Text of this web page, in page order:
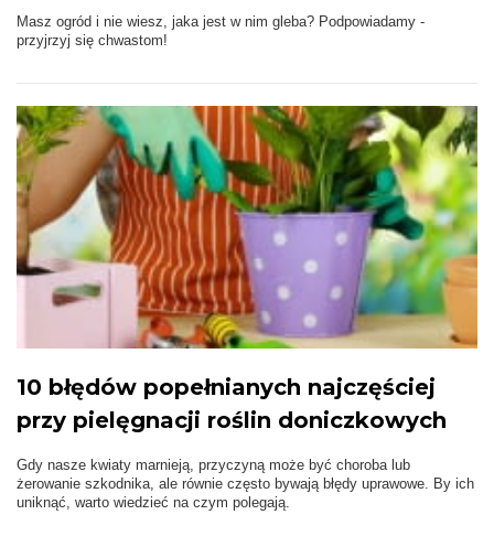
Masz ogród i nie wiesz, jaka jest w nim gleba? Podpowiadamy -
przyjrzyj się chwastom!
10 błędów popełnianych najczęściej
przy pielęgnacji roślin doniczkowych
Gdy nasze kwiaty marnieją, przyczyną może być choroba lub
żerowanie szkodnika, ale równie często bywają błędy uprawowe. By ich
uniknąć, warto wiedzieć na czym polegają.